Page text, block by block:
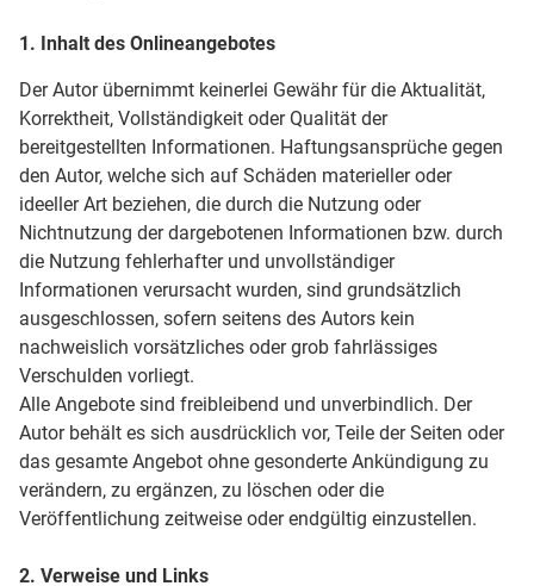
1. Inhalt des Onlineangebotes
Der Autor übernimmt keinerlei Gewähr für die Aktualität,
Korrektheit, Vollständigkeit oder Qualität der
bereitgestellten Informationen. Haftungsansprüche gegen
den Autor, welche sich auf Schäden materieller oder
ideeller Art beziehen, die durch die Nutzung oder
Nichtnutzung der dargebotenen Informationen bzw. durch
die Nutzung fehlerhafter und unvollständiger
Informationen verursacht wurden, sind grundsätzlich
ausgeschlossen, sofern seitens des Autors kein
nachweislich vorsätzliches oder grob fahrlässiges
Verschulden vorliegt.
Alle Angebote sind freibleibend und unverbindlich. Der
Autor behält es sich ausdrücklich vor, Teile der Seiten oder
das gesamte Angebot ohne gesonderte Ankündigung zu
verändern, zu ergänzen, zu löschen oder die
Veröffentlichung zeitweise oder endgültig einzustellen.
2. Verweise und Links